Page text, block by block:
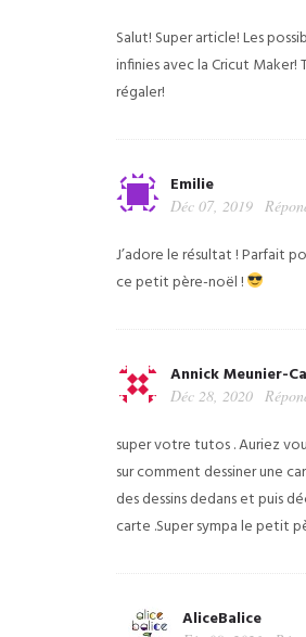
Salut! Super article!Les
infinies avec la Cricut Maker!
régaler!
Emilie
Déc 07, 2019
J’adore le résultat ! Parfait
ce petit père-noël !
Annick Meunier-
Déc 28, 2020
super votre tutos . Auriez
sur comment dessiner une
des dessins dedans et puis
carte .Super sympa le petit
AliceBalice